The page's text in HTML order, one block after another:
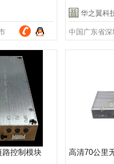
华之翼科
中国广东省深
路控制模块 高清70公里